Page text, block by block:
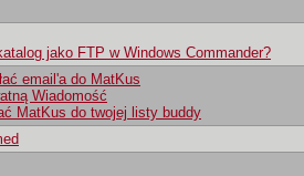
jako FTP w Windows Commander?
email'a do MatKus
Wiadomość
MatKus do twojej listy buddy